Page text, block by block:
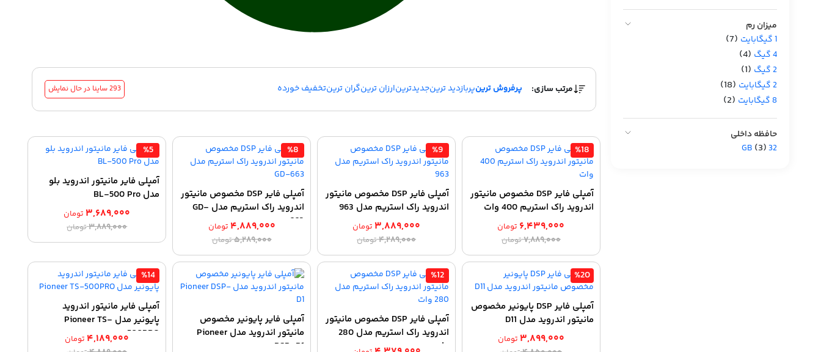
میزان رم
1 گیگابایت
(7)
4 گیگ (4)
2 گیگ (1)
2 گیگابایت (18)
8 گیگابایت (2)
حافظه داخلی
32 GB
(3)
پرفروش ترینپربازدید ترینجدیدترینارزان ترینگران ترینتخفیف خورده 293 ساینا در حال نمایش
%18
آمپلی فایر DSP مخصوص مانیتور
اندروید راک استریم 400 وات
۷,۸۸۹,۰۰۰تومان
قیمت
اصلی:
۷,۸۸۹,۰۰۰ تومان
بود.
۶,۴۳۹,۰۰۰ تومان
قیمت
فعلی:
۶,۴۳۹,۰۰۰ تومان.
%9
آمپلی فایر DSP مخصوص مانیتور
اندروید راک استریم مدل 963
۴,۲۸۹,۰۰۰تومان
قیمت
اصلی:
۴,۲۸۹,۰۰۰ تومان
بود.
۳,۸۸۹,۰۰۰ تومان
قیمت
فعلی:
۳,۸۸۹,۰۰۰ تومان.
%8
آمپلی فایر DSP مخصوص مانیتور
اندروید راک استریم مدل GD-
663
۵,۲۸۹,۰۰۰تومان
قیمت
اصلی:
۵,۲۸۹,۰۰۰ تومان
بود.
۴,۸۸۹,۰۰۰ تومان
قیمت
فعلی:
۴,۸۸۹,۰۰۰ تومان.
%5
آمپلی فایر مانیتور اندروید بلو
مدل BL-500 Pro
۳,۸۸۹,۰۰۰تومان
قیمت
اصلی:
بود.
۳,۶۸۹,۰۰۰ تومان
قیمت
فعلی:
%20
آمپلی فایر DSP پایونیر مخصوص
مانیتور اندروید مدل D11
۳,۸۹۹,۰۰۰ تومان
%12
آمپلی فایر DSP مخصوص مانیتور
اندروید راک استریم مدل 280
وات
آمپلی فایر پایونیر مخصوص
مانیتور اندروید مدل Pioneer
DSP-D1
%14
آمپلی فایر مانیتور اندروید
پایونیر مدل Pioneer TS-
500PRO۴,۱۸۹,۰۰۰ تومان